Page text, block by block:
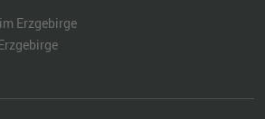
Erzgebirge